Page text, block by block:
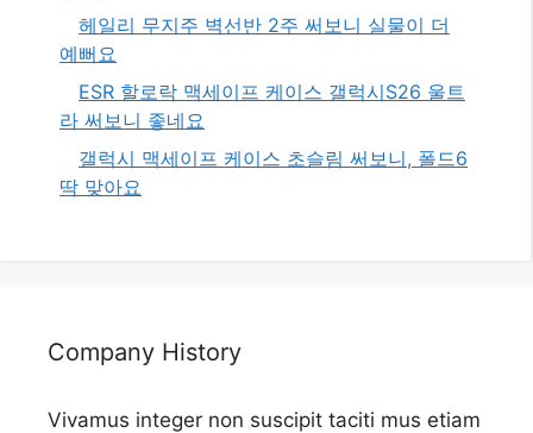
헤일리 무지주 벽선반 2주 써보니 실물이 더
예뻐요
ESR 할로락 맥세이프 케이스 갤럭시S26 울트
라 써보니 좋네요
갤럭시 맥세이프 케이스 초슬림 써보니, 폴드6
딱 맞아요
Company History
Vivamus integer non suscipit taciti mus etiam